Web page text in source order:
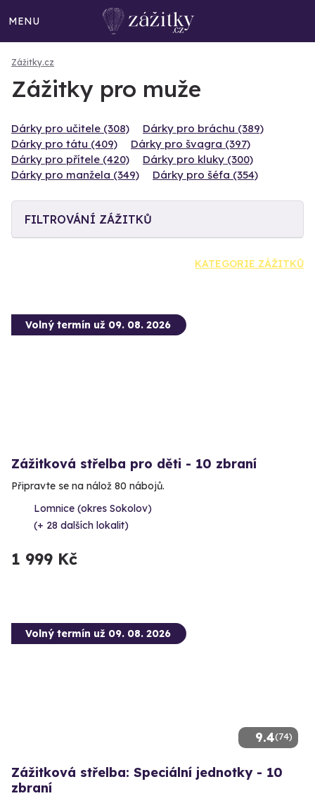
MENU
Zážitky.cz
Zážitky pro muže
Dárky pro učitele (308)
Dárky pro bráchu (389)
Dárky pro tátu (409)
Dárky pro švagra (397)
Dárky pro přítele (420)
Dárky pro kluky (300)
Dárky pro manžela (349)
Dárky pro šéfa (354)
FILTROVÁNÍ ZÁŽITKŮ
KATEGORIE ZÁŽITKŮ
Volný termín už 09. 08. 2026
Zážitková střelba pro děti - 10 zbraní
Připravte se na nálož 80 nábojů.
Lomnice (okres Sokolov)
(+ 28 dalších lokalit)
1 999 Kč
9.4(74)
Volný termín už 09. 08. 2026
Zážitková střelba: Speciální jednotky - 10
zbraní